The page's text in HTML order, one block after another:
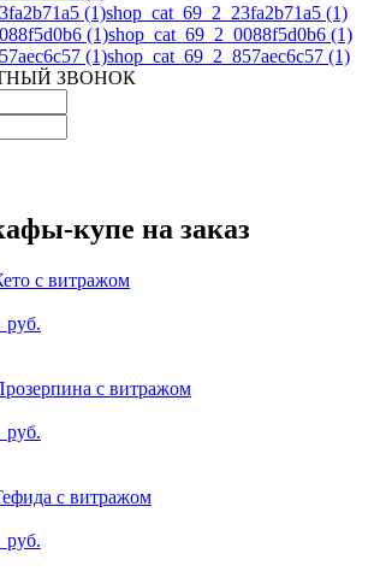
shop_cat_69_2_23fa2b71a5 (1)
shop_cat_69_2_0088f5d0b6 (1)
shop_cat_69_2_857aec6c57 (1)
ЗВОНОК
купе на заказ
с витражом
руб.
с витражом
руб.
с витражом
руб.